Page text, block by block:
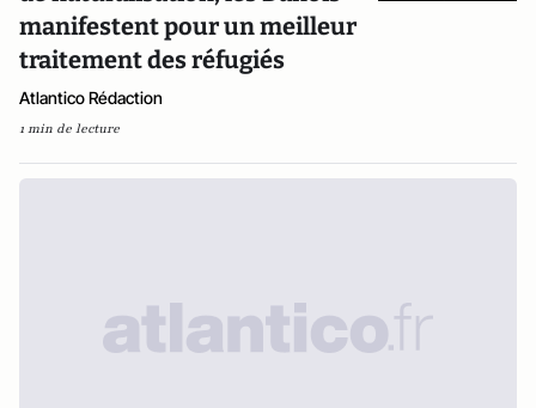
manifestent pour un meilleur
traitement des réfugiés
Atlantico Rédaction
1 min de lecture